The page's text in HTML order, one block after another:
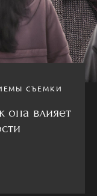
СЪЕМКИ
она влияет